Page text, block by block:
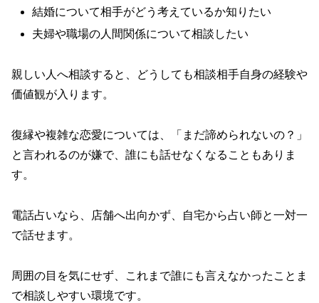
結婚について相手がどう考えているか知りたい
夫婦や職場の人間関係について相談したい
親しい人へ相談すると、どうしても相談相手自身の経験や
価値観が入ります。
復縁や複雑な恋愛については、「まだ諦められないの？」
と言われるのが嫌で、誰にも話せなくなることもありま
す。
電話占いなら、店舗へ出向かず、自宅から占い師と一対一
で話せます。
周囲の目を気にせず、これまで誰にも言えなかったことま
で相談しやすい環境です。